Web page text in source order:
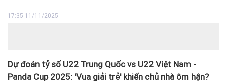
17:35 11/11/2025
Dự đoán tỷ số U22 Trung Quốc vs U22 Việt Nam -
Panda Cup 2025: 'Vua giải trẻ' khiến chủ nhà ôm hận?